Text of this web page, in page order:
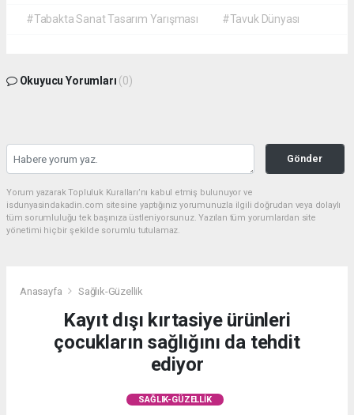
#Tabakta Sanat Tasarım Yarışması #Tavuk Dünyası
Okuyucu Yorumları (0)
Gönder
Yorum yazarak Topluluk Kuralları’nı kabul etmiş bulunuyor ve
isdunyasindakadin.com sitesine yaptığınız yorumunuzla ilgili doğrudan veya dolaylı
tüm sorumluluğu tek başınıza üstleniyorsunuz. Yazılan tüm yorumlardan site
yönetimi hiçbir şekilde sorumlu tutulamaz.
Anasayfa Sağlık-Güzellik
Kayıt dışı kırtasiye ürünleri
çocukların sağlığını da tehdit
ediyor
SAĞLIK-GÜZELLIK